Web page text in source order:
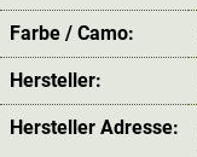
Farbe / Camo:
Hersteller:
Hersteller Adresse: